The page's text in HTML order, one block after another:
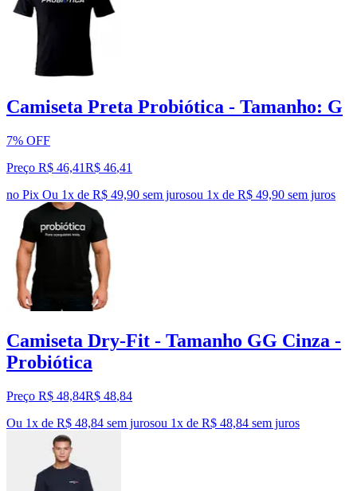
Camiseta Preta Probiótica - Tamanho: G
7% OFF
Preço R$ 46,41R$ 46,41
no Pix Ou 1x de R$ 49,90 sem jurosou 1x de R$ 49,90 sem juros
Camiseta Dry-Fit - Tamanho GG Cinza -
Probiótica
Preço R$ 48,84R$ 48,84
Ou 1x de R$ 48,84 sem jurosou 1x de R$ 48,84 sem juros